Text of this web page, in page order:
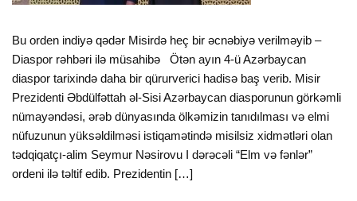
Bu orden indiyə qədər Misirdə heç bir əcnəbiyə verilməyib –
Diaspor rəhbəri ilə müsahibə Ötən ayın 4-ü Azərbaycan
diaspor tarixində daha bir qürurverici hadisə baş verib. Misir
Prezidenti Əbdülfəttah əl-Sisi Azərbaycan diasporunun görkəmli
nümayəndəsi, ərəb dünyasında ölkəmizin tanıdılması və elmi
nüfuzunun yüksəldilməsi istiqamətində misilsiz xidmətləri olan
tədqiqatçı-alim Seymur Nəsirovu I dərəcəli “Elm və fənlər”
ordeni ilə təltif edib. Prezidentin […]